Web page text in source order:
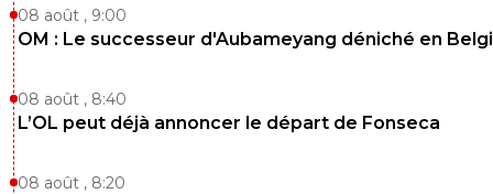
08 août , 9:00
OM : Le successeur d'Aubameyang déniché en
08 août , 8:40
L’OL peut déjà annoncer le départ de Fonseca
08 août , 8:20